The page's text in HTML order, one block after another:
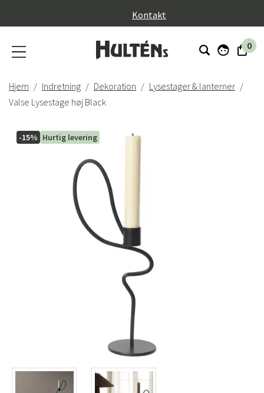
Kontakt
0
Hjem Indretning Dekoration
Lysestager & lanterner
Valse Lysestage høj Black
-15% Hurtig levering